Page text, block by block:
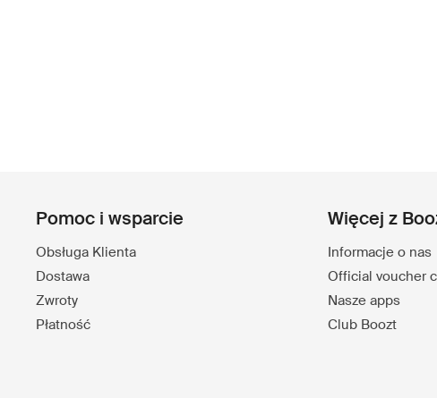
Pomoc i wsparcie
Obsługa Klienta
Dostawa
Zwroty
Płatność
Więcej z
Informacje o nas
Official voucher
Nasze apps
Club Boozt